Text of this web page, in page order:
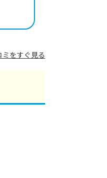
をすぐ見る